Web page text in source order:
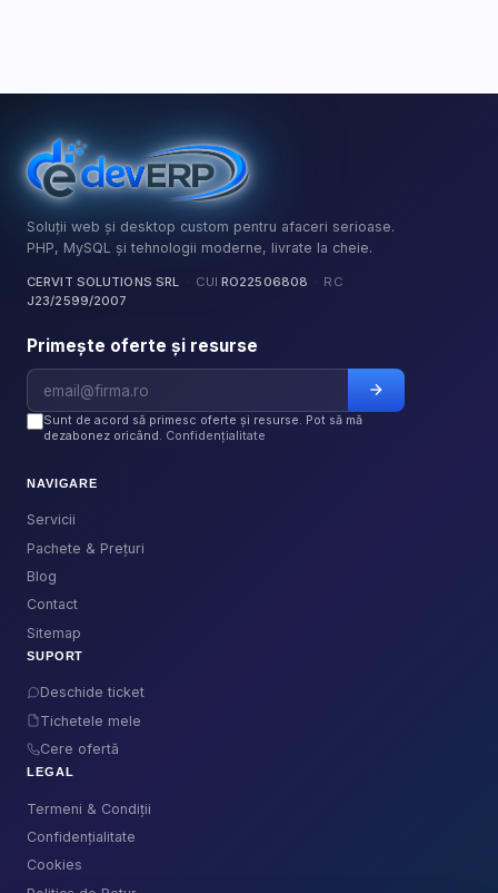
Soluții web și desktop custom pentru afaceri serioase.
PHP, MySQL și tehnologii moderne, livrate la cheie.
CERVIT SOLUTIONS SRL · CUIRO22506808 · RC
J23/2599/2007
Primește oferte și resurse
Adresă email
Sunt de acord să primesc oferte și resurse. Pot să mă
dezabonez oricând. Confidențialitate
NAVIGARE
Servicii
Pachete & Prețuri
Blog
Contact
Sitemap
SUPORT
Deschide ticket
Tichetele mele
Cere ofertă
LEGAL
Termeni & Condiții
Confidențialitate
Cookies